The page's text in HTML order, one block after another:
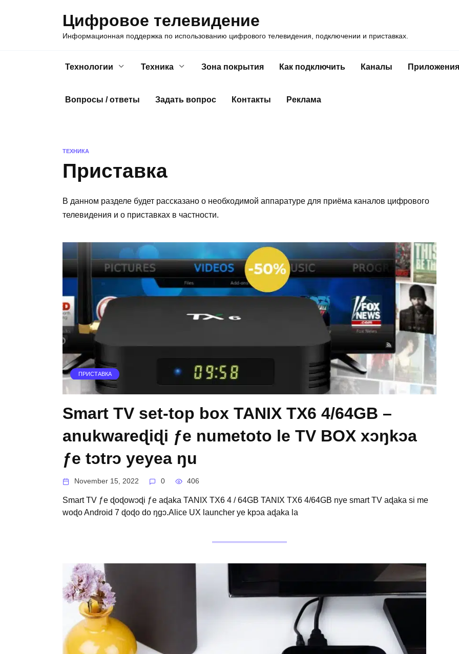
Цифровое телевидение
Информационная поддержка по использованию цифрового телевидения, подключении и приставках.
Технологии Техника Зона покрытия Как подключить Каналы Приложения
Вопросы / ответы Задать вопрос Контакты Реклама
ТЕХНИКА
Приставка
В данном разделе будет рассказано о необходимой аппаратуре для приёма каналов цифрового
телевидения и о приставках в частности.
ПРИСТАВКА
Smart TV set-top box TANIX TX6 4/64GB –
anukwareɖiɖi ƒe numetoto le TV BOX xɔŋkɔa
ƒe tɔtrɔ yeyea ŋu
November 15, 2022 0 406
Smart TV ƒe ɖoɖowɔɖi ƒe aɖaka TANIX TX6 4 / 64GB TANIX TX6 4/64GB nye smart TV aɖaka si me
woɖo Android 7 ɖoɖo do ŋgɔ.Alice UX launcher ye kpɔa aɖaka la